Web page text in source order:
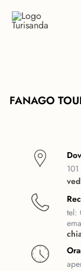
FANAGO
tel: